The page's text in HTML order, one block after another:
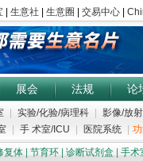
展会 法规 论
实验/化验/病理科
影像/放
手 术室/ICU 医院系统
复体| 节育环| 诊断试剂盒 手术